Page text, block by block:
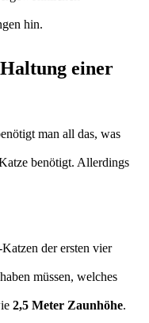
hin.
einer
man all das, was
benötigt. Allerdings
der ersten vier
haben müssen, welches
2,5 Meter Zaunhöhe.